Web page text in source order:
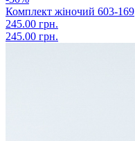
Комплект жіночий 603-169
245.00 грн.
245.00 грн.